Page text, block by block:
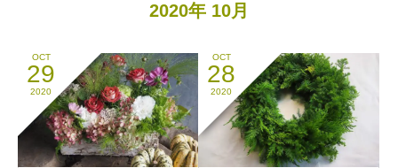
2020年 10月
OCT
29
2020
OCT
28
2020